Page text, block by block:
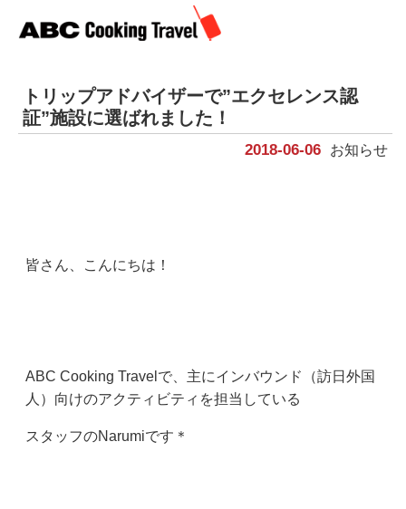
トリップアドバイザーで”エクセレンス認
証”施設に選ばれました！
お知らせ
2018-06-06
皆さん、こんにちは！
ABC Cooking Travelで、主にインバウンド（訪日外国
人）向けのアクティビティを担当している
スタッフのNarumiです＊